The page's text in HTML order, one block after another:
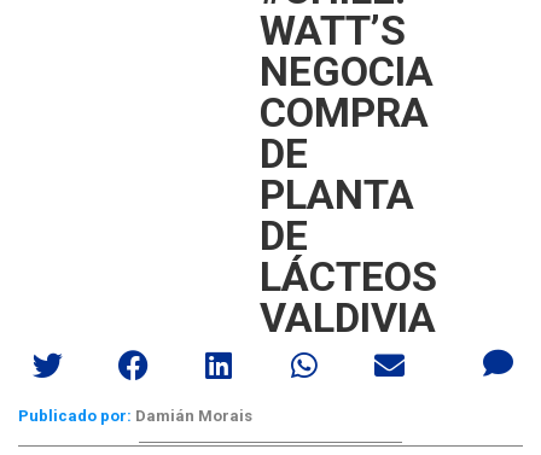
WATT’S
NEGOCIA
COMPRA
DE
PLANTA
DE
LÁCTEOS
VALDIVIA
Publicado por: Damián Morais